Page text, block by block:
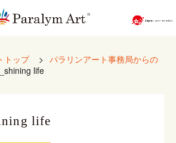
トップ > パラリンアート事務局からの
life
life